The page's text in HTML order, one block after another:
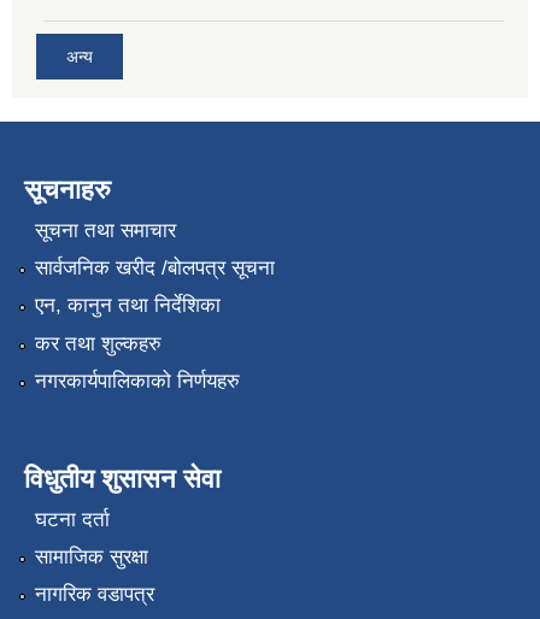
अन्य
सूचनाहरु
सूचना तथा समाचार
सार्वजनिक खरीद /बोलपत्र सूचना
एन, कानुन तथा निर्देशिका
कर तथा शुल्कहरु
नगरकार्यपालिकाको निर्णयहरु
विधुतीय शुसासन सेवा
घटना दर्ता
सामाजिक सुरक्षा
नागरिक वडापत्र